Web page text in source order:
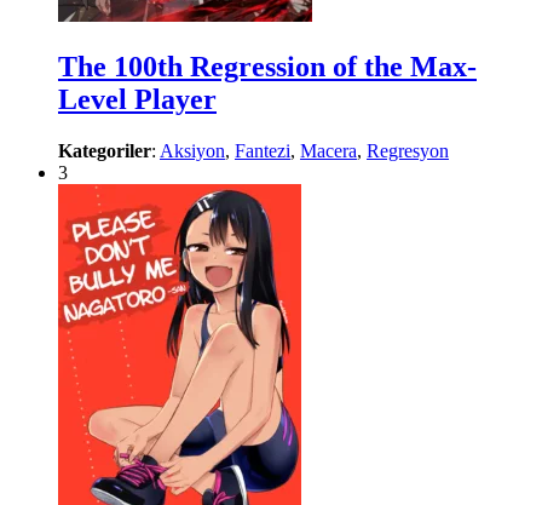
The 100th Regression of the Max-
Level Player
Kategoriler: Aksiyon, Fantezi, Macera, Regresyon
3